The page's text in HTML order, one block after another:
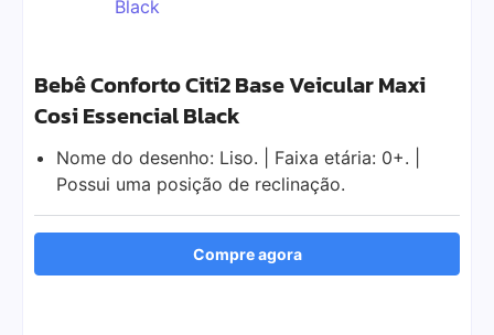
Bebê Conforto Citi2 Base Veicular Maxi
Cosi Essencial Black
Nome do desenho: Liso. | Faixa etária: 0+. |
Possui uma posição de reclinação.
Compre agora